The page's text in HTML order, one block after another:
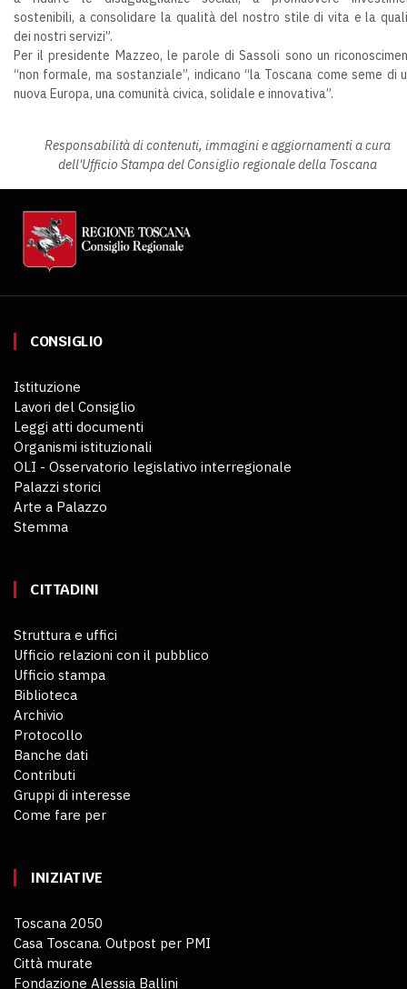
sostenibili, a consolidare la qualità del nostro stile di vita e la
dei nostri servizi”.
Per il presidente Mazzeo, le parole di Sassoli sono un
“non formale, ma sostanziale”, indicano “la Toscana come seme di
nuova Europa, una comunità civica, solidale e innovativa”.
Responsabilità di contenuti, immagini e aggiornamenti a cura
dell'Ufficio Stampa del Consiglio regionale della Toscana
CONSIGLIO
Istituzione
Lavori del Consiglio
Leggi atti documenti
Organismi istituzionali
OLI - Osservatorio legislativo interregionale
Palazzi storici
Arte a Palazzo
Stemma
CITTADINI
Struttura e uffici
Ufficio relazioni con il pubblico
Ufficio stampa
Biblioteca
Archivio
Protocollo
Banche dati
Contributi
Gruppi di interesse
Come fare per
INIZIATIVE
Toscana 2050
Casa Toscana. Outpost per PMI
Città murate
Fondazione Alessia Ballini